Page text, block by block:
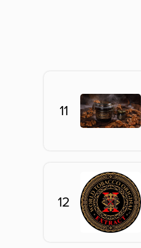
11
12